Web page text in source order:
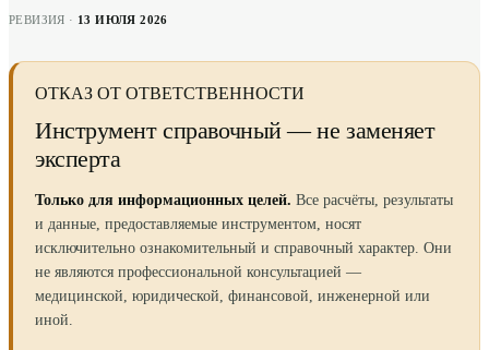
РЕВИЗИЯ · 13 ИЮЛЯ 2026
ОТКАЗ ОТ ОТВЕТСТВЕННОСТИ
Инструмент справочный — не заменяет
эксперта
Только для информационных целей. Все расчёты, результаты
и данные, предоставляемые инструментом, носят
исключительно ознакомительный и справочный характер. Они
не являются профессиональной консультацией —
медицинской, юридической, финансовой, инженерной или
иной.